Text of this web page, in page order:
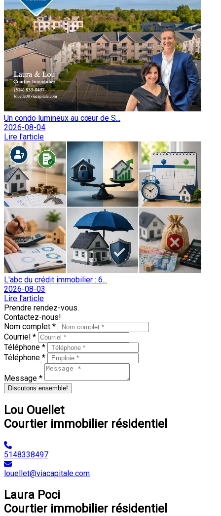
Un condo lumineux au cœur de S...
2026-08-04
Lire l'article
L'abc du crédit immobilier : 6...
2026-08-03
Lire l'article
Prendre rendez-vous.
Contactez-nous!
Nom complet *
Courriel *
Téléphone *
Téléphone *
Message *
Discutons ensemble!
Lou Ouellet
Courtier immobilier résidentiel
5148338497
louellet@viacapitale.com
Laura Poci
Courtier immobilier résidentiel